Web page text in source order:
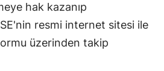
hak kazanıp
resmi internet sitesi ile
üzerinden takip